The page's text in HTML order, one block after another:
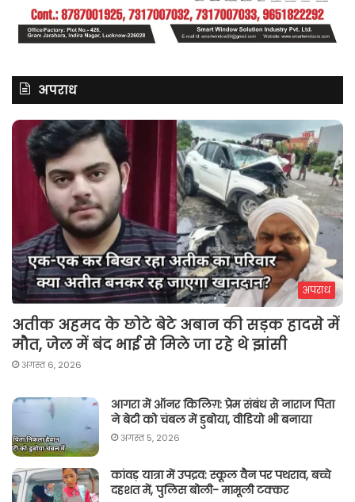
अपराध
अपराध
अतीक अहमद के छोटे बेटे अबान की सड़क हादसे में
मौत, जेल में बंद भाई से मिले जा रहे थे झांसी
अगस्त 6, 2026
आगरा में ऑनर किलिग़: प्रेम संबंध से नाराज पिता
ने बेटी को चंबल में डुबोया, वीडियो भी बनाया
अगस्त 5, 2026
कांवड़ यात्रा में उपद्रव: स्कूल वैन पर पथराव, बच्चे
दहशत में, पुलिस बोली- मामूली टक्कर